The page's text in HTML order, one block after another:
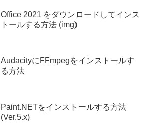
Office 2021 をダウンロードしてインス
トールする方法 (img)
AudacityにFFmpegをインストールす
る方法
Paint.NETをインストールする方法
(Ver.5.x)